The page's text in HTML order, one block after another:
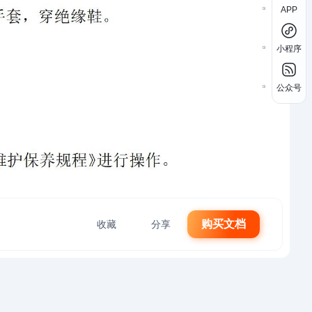
收藏 分享 购买文档
APP
小程序
公众号